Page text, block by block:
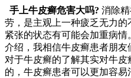
手上牛皮癣危害大吗? 消除
劳，是主观上一种疲乏无力
紧张的状态有可能会加重病
介绍，我相信牛皮癣患者朋友
对于牛皮癣的了解其实对牛
的，牛皮癣患者可以更加容易